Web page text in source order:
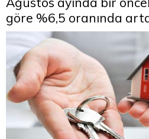
göre %6,5 oranında